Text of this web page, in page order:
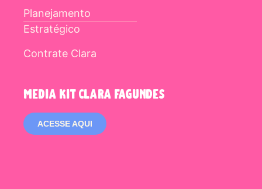
Planejamento
Estratégico
Contrate Clara
media kit clara fagundes
ACESSE AQUI